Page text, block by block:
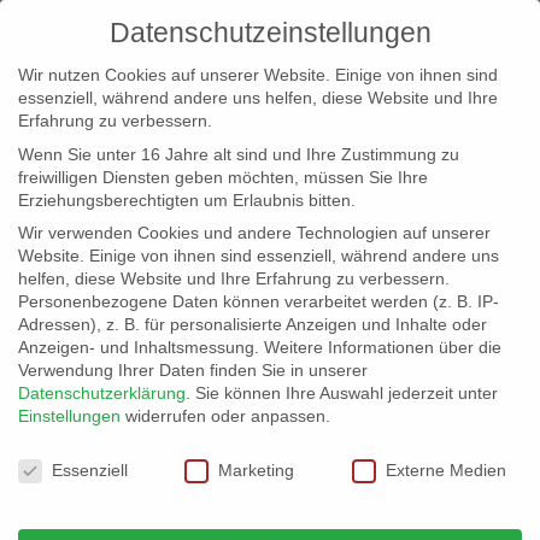
info@erfolgreich-events.de
+4940 46 777 230
Datenschutzeinstellungen
Wir nutzen Cookies auf unserer Website. Einige von ihnen sind
essenziell, während andere uns helfen, diese Website und Ihre
Erfahrung zu verbessern.
Wenn Sie unter 16 Jahre alt sind und Ihre Zustimmung zu
freiwilligen Diensten geben möchten, müssen Sie Ihre
Erziehungsberechtigten um Erlaubnis bitten.
Wir verwenden Cookies und andere Technologien auf unserer
Website. Einige von ihnen sind essenziell, während andere uns
helfen, diese Website und Ihre Erfahrung zu verbessern.
Personenbezogene Daten können verarbeitet werden (z. B. IP-
Adressen), z. B. für personalisierte Anzeigen und Inhalte oder
Anzeigen- und Inhaltsmessung. Weitere Informationen über die
Verwendung Ihrer Daten finden Sie in unserer
Datenschutzerklärung
Sie können Ihre Auswahl jederzeit unter
Einstellungen widerrufen oder anpassen.
Datenschutzeinstellungen
Essenziell Marketing Externe Medien